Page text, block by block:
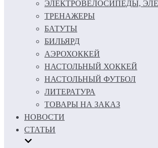
ЭЛЕКТРОВЕЛОСИПЕДЫ,
ТРЕНАЖЕРЫ
БАТУТЫ
БИЛЬЯРД
АЭРОХОККЕЙ
НАСТОЛЬНЫЙ ХОККЕЙ
НАСТОЛЬНЫЙ ФУТБОЛ
ЛИТЕРАТУРА
ТОВАРЫ НА ЗАКАЗ
НОВОСТИ
СТАТЬИ